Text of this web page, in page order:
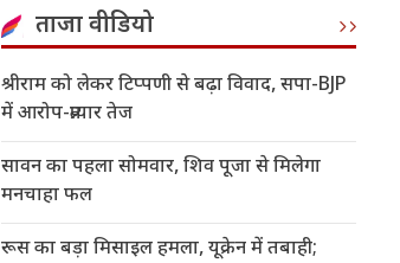
ताजा वीडियो
श्रीराम को लेकर टिप्पणी से बढ़ा विवाद, सपा-BJP
में आरोप-प्रत्यार तेज
सावन का पहला सोमवार, शिव पूजा से मिलेगा
मनचाहा फल
रूस का बड़ा मिसाइल हमला, यूक्रेन में तबाही;